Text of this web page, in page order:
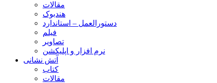
مقالات
هندبوک
دستورالعمل – استاندارد
فیلم
تصاویر
نرم افزار و اپلیکشن
آتش نشانی
کتاب
مقالات